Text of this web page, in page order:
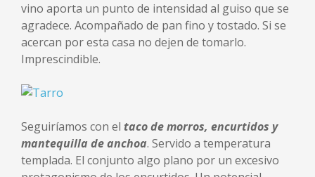
vino aporta un punto de intensidad al guiso que se
agradece. Acompañado de pan fino y tostado. Si se
acercan por esta casa no dejen de tomarlo.
Imprescindible.
Seguiríamos con el taco de morros, encurtidos y
mantequilla de anchoa. Servido a temperatura
templada. El conjunto algo plano por un excesivo